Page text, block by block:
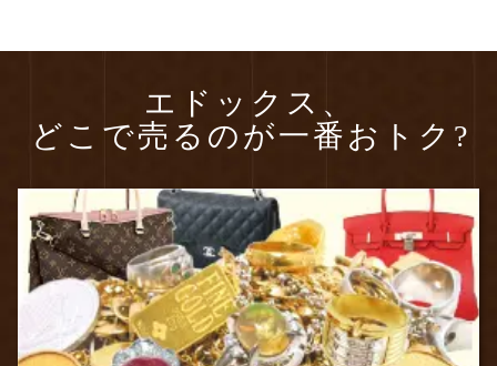
エドックス、
どこで売るのが一番おトク?